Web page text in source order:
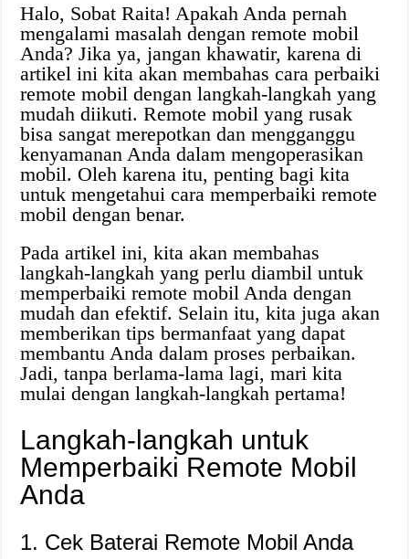
Halo, Sobat Raita! Apakah Anda pernah
mengalami masalah dengan remote mobil
Anda? Jika ya, jangan khawatir, karena di
artikel ini kita akan membahas cara perbaiki
remote mobil dengan langkah-langkah yang
mudah diikuti. Remote mobil yang rusak
bisa sangat merepotkan dan mengganggu
kenyamanan Anda dalam mengoperasikan
mobil. Oleh karena itu, penting bagi kita
untuk mengetahui cara memperbaiki remote
mobil dengan benar.
Pada artikel ini, kita akan membahas
langkah-langkah yang perlu diambil untuk
memperbaiki remote mobil Anda dengan
mudah dan efektif. Selain itu, kita juga akan
memberikan tips bermanfaat yang dapat
membantu Anda dalam proses perbaikan.
Jadi, tanpa berlama-lama lagi, mari kita
mulai dengan langkah-langkah pertama!
Langkah-langkah untuk
Memperbaiki Remote Mobil
Anda
1. Cek Baterai Remote Mobil Anda